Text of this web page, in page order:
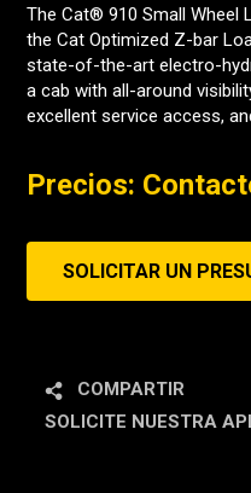
The Cat® 910 Small Wheel
the Cat Optimized Z-bar
state-of-the-art electro-
a cab with all-around
excellent service access,
Precios:
SOLICITAR UN
COMPARTIR
SOLICITE NUESTRA